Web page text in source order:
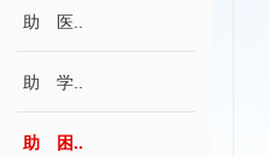
助 医..
助 学..
助 困..